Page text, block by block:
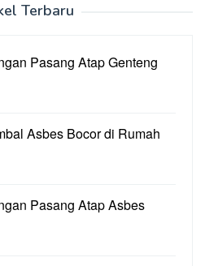
Terbaru
Pasang Atap Genteng
Asbes Bocor di Rumah
Pasang Atap Asbes